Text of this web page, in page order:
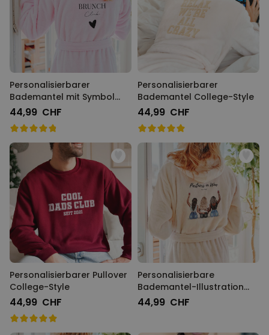
Personalisierbarer
Bademantel mit Symbol
und Text
44,99 CHF
Personalisierbarer
Bademantel College-Style
44,99 CHF
Personalisierbarer Pullover
College-Style
44,99 CHF
Personalisierbare
Bademantel-Illustration
Freundinnen mit Text
44,99 CHF